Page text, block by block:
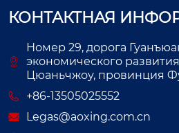
КОНТАКТНАЯ
Номер 29, дорога
экономического
Цюаньчжоу, провинция
+86-13505025552
Legas@aoxing.com.cn